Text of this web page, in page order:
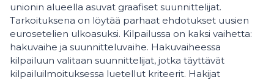
unionin alueella asuvat graafiset suunnittelijat.
Tarkoituksena on löytää parhaat ehdotukset uusien
eurosetelien ulkoasuksi. Kilpailussa on kaksi vaihetta:
hakuvaihe ja suunnitteluvaihe. Hakuvaiheessa
kilpailuun valitaan suunnittelijat, jotka täyttävät
kilpailuilmoituksessa luetellut kriteerit. Hakijat